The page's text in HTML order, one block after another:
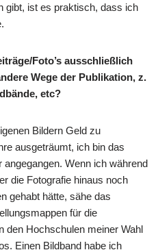
gibt, ist es praktisch, dass ich
Foto’s ausschließlich
Wege der Publikation, z.
etc?
Bildern Geld zu
ausgeträumt, ich bin das
Wenn ich während
die Fotografie hinaus noch
gehabt hätte, sähe das
für die
den Hochschulen meiner Wahl
Einen Bildband habe ich